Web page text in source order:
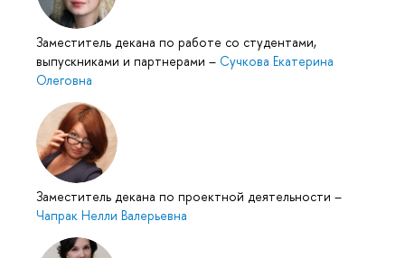
Заместитель декана по работе со студентами,
выпускниками и партнерами – Сучкова Екатерина
Олеговна
Заместитель декана по проектной деятельности –
Чапрак Нелли Валерьевна